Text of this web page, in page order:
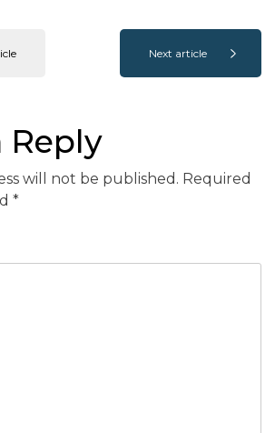
Next article
Reply
will not be published. Required
*